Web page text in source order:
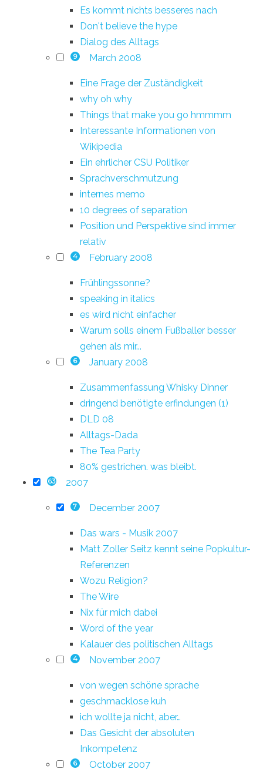
Es kommt nichts besseres nach
Don't believe the hype
Dialog des Alltags
9 March 2008
Eine Frage der Zuständigkeit
why oh why
Things that make you go hmmmm
Interessante Informationen von
Wikipedia
Ein ehrlicher CSU Politiker
Sprachverschmutzung
internes memo
10 degrees of separation
Position und Perspektive sind immer
relativ
4 February 2008
Frühlingssonne?
speaking in italics
es wird nicht einfacher
Warum solls einem Fußballer besser
gehen als mir...
6 January 2008
Zusammenfassung Whisky Dinner
dringend benötigte erfindungen (1)
DLD 08
Alltags-Dada
The Tea Party
80% gestrichen. was bleibt.
63 2007
7 December 2007
Das wars - Musik 2007
Matt Zoller Seitz kennt seine Popkultur-
Referenzen
Wozu Religion?
The Wire
Nix für mich dabei
Word of the year
Kalauer des politischen Alltags
4 November 2007
von wegen schöne sprache
geschmacklose kuh
ich wollte ja nicht, aber…
Das Gesicht der absoluten
Inkompetenz
6 October 2007